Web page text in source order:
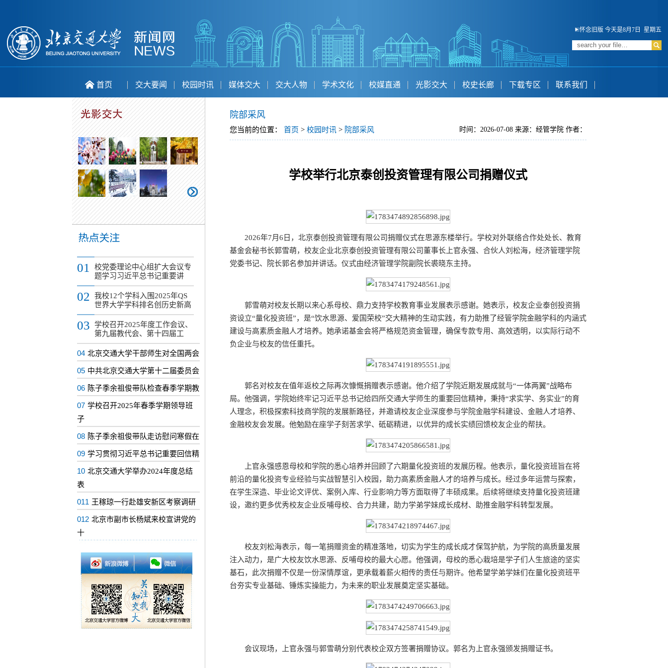
怀念旧版 今天是8月7日 星期五
首页 交大要闻 校园时讯 媒体交大 交大人物 学术文化 校媒直通 光影交大 校史长廊 下载专区 联系我们
喜庆二十大
01
校党委理论中心组扩大会议专
题学习习近平总书记重要讲
02
我校12个学科入围2025年QS
世界大学学科排名创历史新高
03
学校召开2025年度工作会议、
第九届教代会、第十四届工
04 北京交通大学干部师生对全国两会
05 中共北京交通大学第十二届委员会
06 陈子季余祖俊带队检查春季学期教
07 学校召开2025年春季学期领导班
子
08 陈子季余祖俊带队走访慰问寒假在
09 学习贯彻习近平总书记重要回信精
10 北京交通大学举办2024年度总结
表
011 王稼琼一行赴雄安新区考察调研
012 北京市副市长杨斌来校宣讲党的
十
院部采风
您当前的位置： 首页 > 校园时讯> 院部采风 时间：2026-07-08 来源：经管学院 作者：
学校举行北京泰创投资管理有限公司捐赠仪式
2026年7月6日，北京泰创投资管理有限公司捐赠仪式在思源东楼举行。学校对外联络合作处处长、教育
基金会秘书长郭雪萌，校友企业北京泰创投资管理有限公司董事长上官永强、合伙人刘松海，经济管理学院
党委书记、院长郭名参加并讲话。仪式由经济管理学院副院长裘晓东主持。
郭雪萌对校友长期以来心系母校、鼎力支持学校教育事业发展表示感谢。她表示，校友企业泰创投资捐
资设立“量化投资班”，是“饮水思源、爱国荣校”交大精神的生动实践，有力助推了经管学院金融学科的内涵式
建设与高素质金融人才培养。她承诺基金会将严格规范资金管理，确保专款专用、高效透明，以实际行动不
负企业与校友的信任重托。
郭名对校友在值年返校之际再次慷慨捐赠表示感谢。他介绍了学院近期发展成就与“一体两翼”战略布
局。他强调，学院始终牢记习近平总书记给四所交通大学师生的重要回信精神，秉持“求实学、务实业”的育
人理念，积极探索科技商学院的发展新路径，并邀请校友企业深度参与学院金融学科建设、金融人才培养、
金融校友会发展。他勉励在座学子刻苦求学、砥砺精进，以优异的成长实绩回馈校友企业的帮扶。
上官永强感恩母校和学院的悉心培养并回顾了六期量化投资班的发展历程。他表示，量化投资班旨在将
前沿的量化投资专业经验与实战智慧引入校园，助力高素质金融人才的培养与成长。经过多年运营与探索，
在学生深造、毕业论文评优、案例入库、行业影响力等方面取得了丰硕成果。后续将继续支持量化投资班建
设，邀约更多优秀校友企业反哺母校、合力共建，助力学弟学妹成长成材、助推金融学科转型发展。
校友刘松海表示，每一笔捐赠资金的精准落地，切实为学生的成长成才保驾护航，为学院的高质量发展
注入动力，是广大校友饮水思源、反哺母校的最大心愿。他强调，母校的悉心栽培是学子们人生旅途的坚实
基石，此次捐赠不仅是一份深情厚谊，更承载着薪火相传的责任与期许。他希望学弟学妹们在量化投资班平
台夯实专业基础、锤炼实操能力，为未来的职业发展奠定坚实基础。
会议现场，上官永强与郭雪萌分别代表校企双方签署捐赠协议。郭名为上官永强颁发捐赠证书。